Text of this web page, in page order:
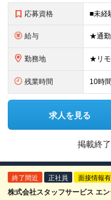
応募資格
給与
勤務地
残業時間 10時
求人を見る
掲載終
終了間近 正社員 面接情報有
株式会社スタッフサービス エ